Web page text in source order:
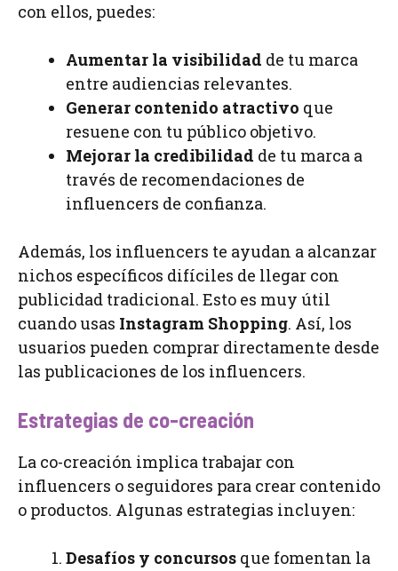
con ellos, puedes:
Aumentar la visibilidad de tu marca
entre audiencias relevantes.
Generar contenido atractivo que
resuene con tu público objetivo.
Mejorar la credibilidad de tu marca a
través de recomendaciones de
influencers de confianza.
Además, los influencers te ayudan a alcanzar
nichos específicos difíciles de llegar con
publicidad tradicional. Esto es muy útil
cuando usas Instagram Shopping. Así, los
usuarios pueden comprar directamente desde
las publicaciones de los influencers.
Estrategias de co-creación
La co-creación implica trabajar con
influencers o seguidores para crear contenido
o productos. Algunas estrategias incluyen:
Desafíos y concursos que fomentan la